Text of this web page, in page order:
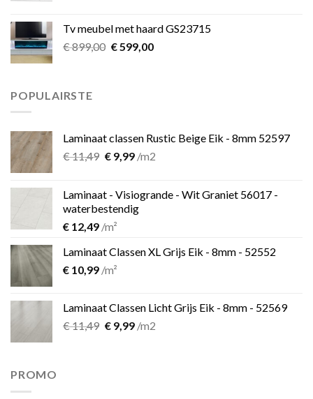
€ 39,00.€ 25,00.
Tv meubel met haard GS23715
€899,00 Oorspronkelijke
€599,00Huidige
POPULAIRSTE
Laminaat classen Rustic Beige Eik - 8mm 52597
€11,49 Oorspronkelijke
€ 11,49.
€9,99Huidige
€ 9,99.
/m2
Laminaat - Visiogrande - Wit Graniet 56017 -
waterbestendig
€ 12,49 /m²
Laminaat Classen XL Grijs Eik - 8mm - 52552
€ 10,99 /m²
Laminaat Classen Licht Grijs Eik - 8mm - 52569
€11,49 Oorspronkelijke
€9,99Huidige
/m2
PROMO